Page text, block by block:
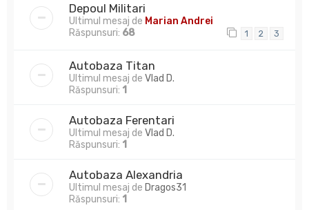
Depoul Militari
Ultimul mesaj de Marian Andrei
Răspunsuri: 68 1 2 3
Autobaza Titan
Ultimul mesaj de Vlad D.
Răspunsuri: 1
Autobaza Ferentari
Ultimul mesaj de Vlad D.
Răspunsuri: 1
Autobaza Alexandria
Ultimul mesaj de Dragos31
Răspunsuri: 1